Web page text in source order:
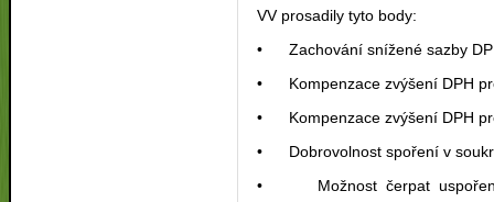
VV prosadily tyto body:
• Zachování snížené sazby
• Kompenzace zvýšení DPH
• Kompenzace zvýšení DPH
• Dobrovolnost spoření v
• Možnost čerpat uspořené